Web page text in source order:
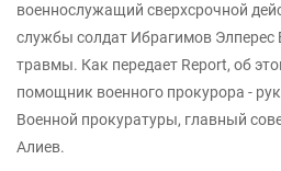
военнослужащий сверхсрочной
службы солдат Ибрагимов Элперес
травмы. Как передает Report, об
помощник военного прокурора -
Военной прокуратуры, главный
Алиев.